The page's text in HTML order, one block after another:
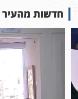
חדשות מהעיר